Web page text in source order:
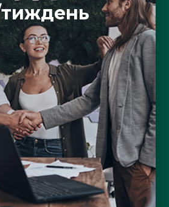
тиждень